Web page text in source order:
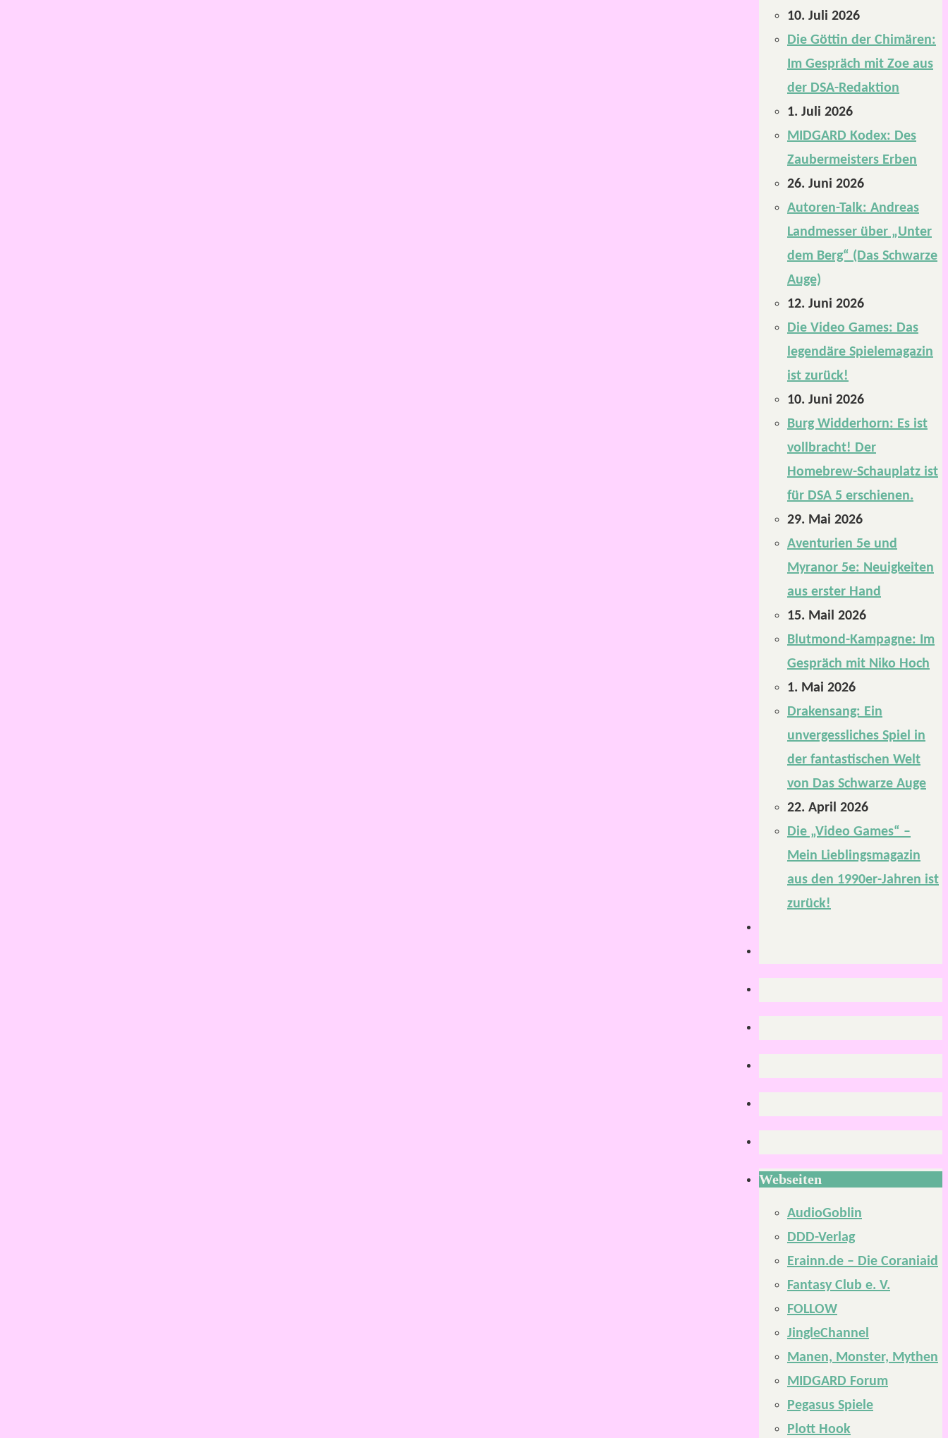
10. Juli 2026
Die Göttin der Chimären:
Im Gespräch mit Zoe aus
der DSA-Redaktion
1. Juli 2026
MIDGARD Kodex: Des
Zaubermeisters Erben
26. Juni 2026
Autoren-Talk: Andreas
Landmesser über „Unter
dem Berg“ (Das Schwarze
Auge)
12. Juni 2026
Die Video Games: Das
legendäre Spielemagazin
ist zurück!
10. Juni 2026
Burg Widderhorn: Es ist
vollbracht! Der
Homebrew-Schauplatz ist
für DSA 5 erschienen.
29. Mai 2026
Aventurien 5e und
Myranor 5e: Neuigkeiten
aus erster Hand
15. Mail 2026
Blutmond-Kampagne: Im
Gespräch mit Niko Hoch
1. Mai 2026
Drakensang: Ein
unvergessliches Spiel in
der fantastischen Welt
von Das Schwarze Auge
22. April 2026
Die „Video Games“ –
Mein Lieblingsmagazin
aus den 1990er-Jahren ist
zurück!
Webseiten
AudioGoblin
DDD-Verlag
Erainn.de – Die Coraniaid
Fantasy Club e. V.
FOLLOW
JingleChannel
Manen, Monster, Mythen
MIDGARD Forum
Pegasus Spiele
Plott Hook